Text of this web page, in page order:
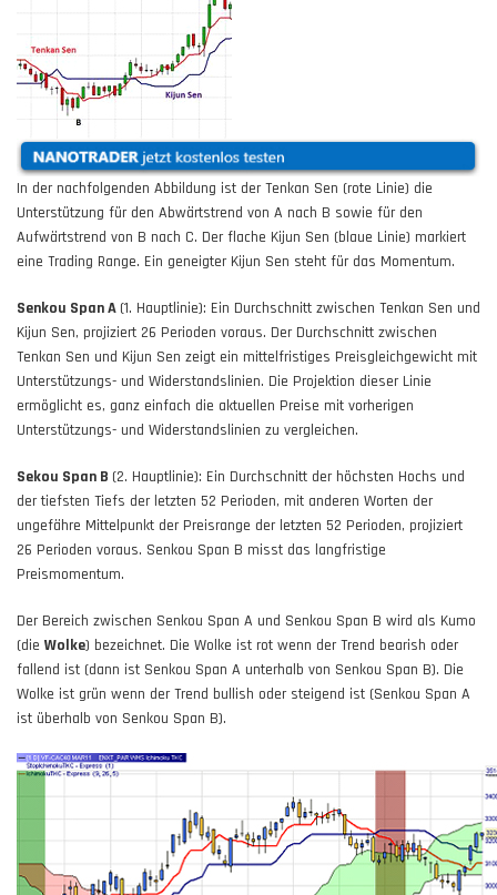
In der nachfolgenden Abbildung ist der Tenkan Sen (rote Linie) die
Unterstützung für den Abwärtstrend von A nach B sowie für den
Aufwärtstrend von B nach C. Der flache Kijun Sen (blaue Linie) markiert
eine Trading Range. Ein geneigter Kijun Sen steht für das Momentum.
Senkou Span A (1. Hauptlinie): Ein Durchschnitt zwischen Tenkan Sen und
Kijun Sen, projiziert 26 Perioden voraus. Der Durchschnitt zwischen
Tenkan Sen und Kijun Sen zeigt ein mittelfristiges Preisgleichgewicht mit
Unterstützungs- und Widerstandslinien. Die Projektion dieser Linie
ermöglicht es, ganz einfach die aktuellen Preise mit vorherigen
Unterstützungs- und Widerstandslinien zu vergleichen.
Sekou Span B (2. Hauptlinie): Ein Durchschnitt der höchsten Hochs und
der tiefsten Tiefs der letzten 52 Perioden, mit anderen Worten der
ungefähre Mittelpunkt der Preisrange der letzten 52 Perioden, projiziert
26 Perioden voraus. Senkou Span B misst das langfristige
Preismomentum.
Der Bereich zwischen Senkou Span A und Senkou Span B wird als Kumo
(die Wolke) bezeichnet. Die Wolke ist rot wenn der Trend bearish oder
fallend ist (dann ist Senkou Span A unterhalb von Senkou Span B). Die
Wolke ist grün wenn der Trend bullish oder steigend ist (Senkou Span A
ist überhalb von Senkou Span B).